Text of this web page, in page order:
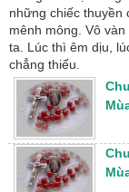
những chiếc thuyền
mênh mông. Vô
ta. Lúc thì êm dịu,
chẳng thiếu.